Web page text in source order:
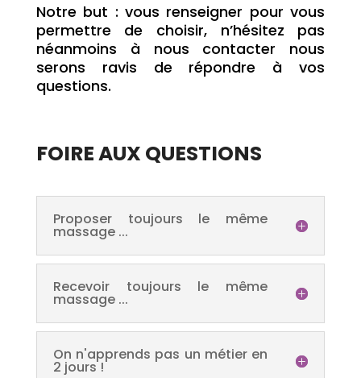
Notre but : vous renseigner pour vous
permettre de choisir, n’hésitez pas
néanmoins à nous contacter nous
serons ravis de répondre à vos
questions.
FOIRE AUX QUESTIONS
Proposer toujours le même
massage ...
Recevoir toujours le même
massage ...
On n'apprends pas un métier en
2 jours !